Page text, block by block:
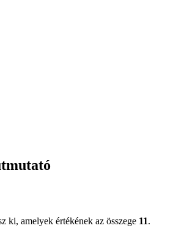
ki, amelyek értékének az összege 11.